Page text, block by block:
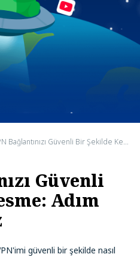
VPN Bağlantınızı Güvenli Bir Şekilde Kesme: Adım Adım Kılavuz
Güvenli
Adım
güvenli bir şekilde nasıl